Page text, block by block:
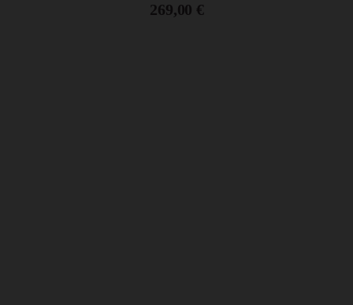
319,00 €